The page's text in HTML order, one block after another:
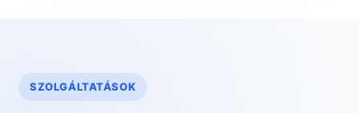
SZOLGÁLTATÁSOK